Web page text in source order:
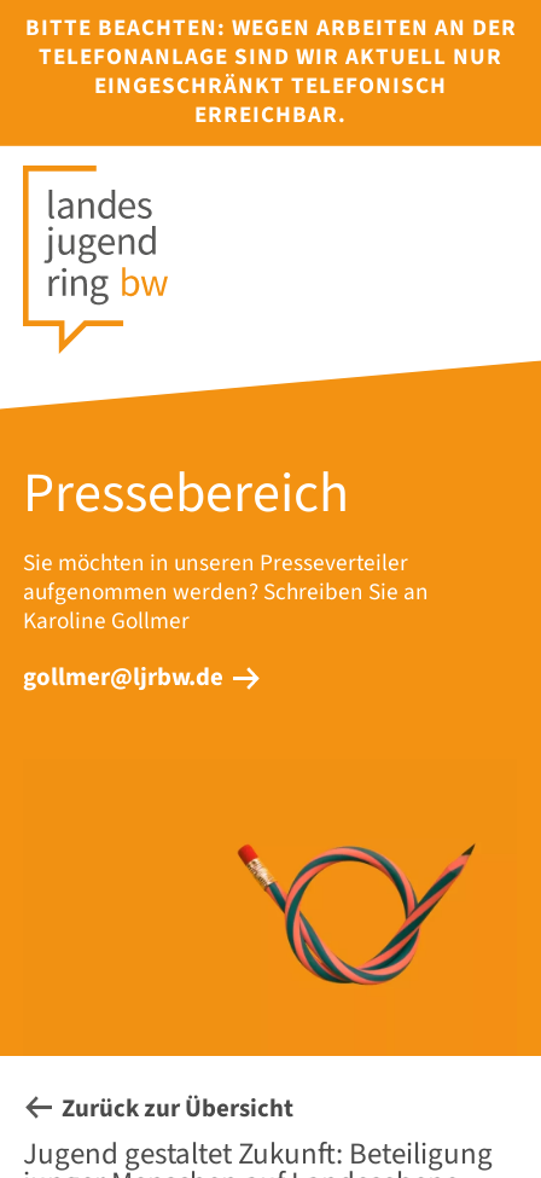
BITTE BEACHTEN: WEGEN ARBEITEN AN DER
TELEFONANLAGE SIND WIR AKTUELL NUR
EINGESCHRÄNKT TELEFONISCH
ERREICHBAR.
Pressebereich
Sie möchten in unseren Presseverteiler
aufgenommen werden? Schreiben Sie an
Karoline Gollmer
gollmer@ljrbw.de
Jugend gestaltet Zukunft: Beteiligung
Zurück zur Übersicht